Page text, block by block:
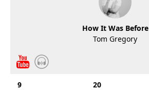
How It Was Before
Tom Gregory
9 20